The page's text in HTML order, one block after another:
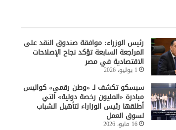
رئيس الوزراء: موافقة صندوق النقد على
المراجعة السابعة تؤكد نجاح الإصلاحات
الاقتصادية في مصر
1 يوليو، 2026
سيسكو تكشف لـ «وطن رقمي» كواليس
مبادرة «المليون رخصة دولية» التي
أطلقها رئيس الوزاراء لتأهيل الشباب
لسوق العمل
16 مايو، 2026